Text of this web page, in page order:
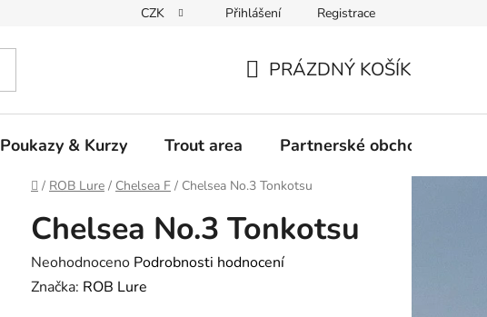
CZK Přihlášení Registrace
KOŠÍK
PRÁZDNÝ KOŠÍK
Poukazy & Kurzy Trout area Partnerské obchody
Domů
/ ROB Lure / Chelsea F / Chelsea No.3 Tonkotsu
Chelsea No.3 Tonkotsu
Průměrné
hodnocení
Neohodnoceno Podrobnosti hodnocení
Značka: ROB Lure